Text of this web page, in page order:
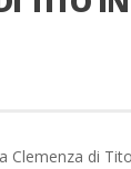
Clemenza di